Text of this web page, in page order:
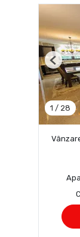
1 / 28